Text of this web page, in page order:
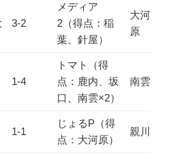
3-2
メディア
2（得点：稲
葉、針屋）
大河
原
1-4
トマト（得
点：鹿内、坂
口、南雲×2）
南雲
1-1
じょるP（得
点：大河原）
親川